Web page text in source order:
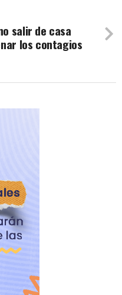
salir de casa
los contagios